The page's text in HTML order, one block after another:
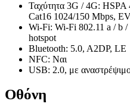
Ταχύτητα 3G / 4G:
Cat16 1024/150 Mbps,
Wi-Fi: Wi-Fi 802.11 a / b /
hotspot
Bluetooth: 5.0, A2DP, LE
NFC: Ναι
USB: 2.0, με
Οθόνη